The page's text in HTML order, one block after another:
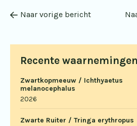
Recente waarnemingen
Zwartkopmeeuw / Ichthyaetus
melanocephalus
2026
Zwarte Ruiter / Tringa erythropus
Naar vorige bericht